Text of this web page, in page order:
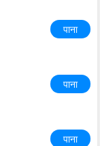
पाना
पाना
पाना